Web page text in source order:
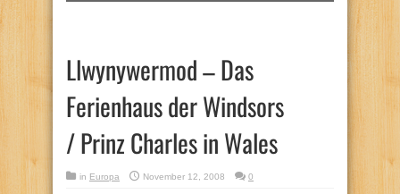
Llwynywermod – Das
Ferienhaus der Windsors
/ Prinz Charles in Wales
in Europa November 12, 2008 0